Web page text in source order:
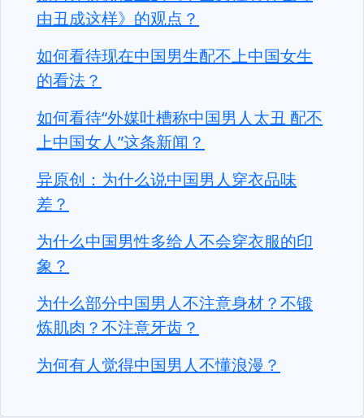
由丑成这样》的观点？
如何看待现在中国男生配不上中国女生
的看法？
如何看待“外媒吐槽称中国男人太丑 配不
上中国女人”这条新闻？
异原创：为什么说中国男人穿衣品味
差？
为什么中国男性多给人不会穿衣服的印
象？
为什么部分中国男人不注意身材？不锻
炼肌肉？不注意牙齿？
为何有人觉得中国男人不懂浪漫？